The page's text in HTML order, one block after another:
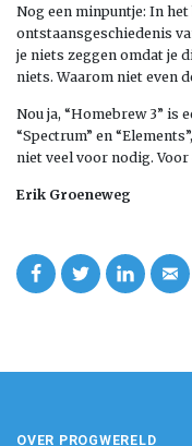
Nog een minpuntje: In
ontstaansgeschiedenis
je niets zeggen omdat je
niets. Waarom niet even
Nou ja, “Homebrew 3” is
“Spectrum” en
niet veel voor nodig. Voor
Erik Groeneweg
OVER PROGWERELD